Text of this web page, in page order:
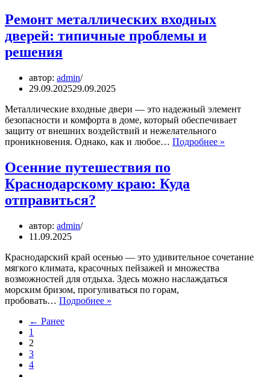
как
выбрать
материал
Ремонт металлических входных
дверей: типичные проблемы и
решения
автор: admin
29.09.202529.09.2025
Металлические входные двери — это надежный элемент
безопасности и комфорта в доме, который обеспечивает
защиту от внешних воздействий и нежелательного
проникновения. Однако, как и любое… Подробнее »
Осенние путешествия по
Краснодарскому краю: Куда
отправиться?
автор: admin
11.09.2025
Краснодарский край осенью — это удивительное сочетание
мягкого климата, красочных пейзажей и множества
возможностей для отдыха. Здесь можно наслаждаться
морским бризом, прогуливаться по горам,
пробовать… Подробнее »
← Ранее
1
2
3
4